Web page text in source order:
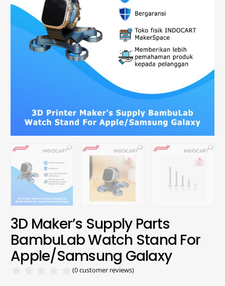
3D Maker’s Supply Parts
BambuLab Watch Stand For
Apple/Samsung Galaxy
(0customer reviews)